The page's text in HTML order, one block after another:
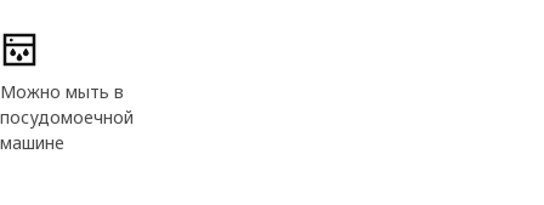
Характеристики товара
Можно мыть в
посудомоечной
машине